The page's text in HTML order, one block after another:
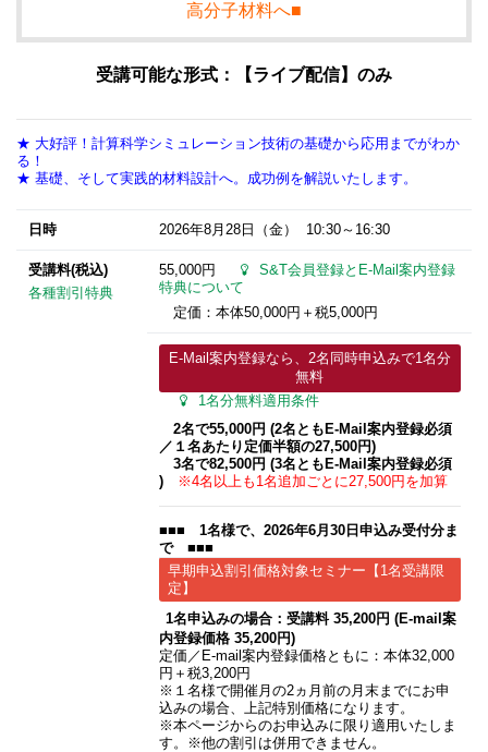
高分子材料へ■
受講可能な形式：【ライブ配信】のみ
★ 大好評！計算科学シミュレーション技術の基礎から応用までがわか
る！
★ 基礎、そして実践的材料設計へ。成功例を解説いたします。
日時 2026年8月28日 （金） 10:30～16:30
受講料(税込)
各種割引特典
55,000円
S&T会員登録とE-Mail案内登録
特典について
定価：本体50,000円＋税5,000円
E-Mail案内登録なら、2名同時申込みで1名分
無料
1名分無料適用条件
2名で55,000円 (2名ともE-Mail案内登録必須​
／１名あたり定価半額の27,500円)
3名で82,500円 (3名ともE-Mail案内登録必須​
)
※4名以上も1名追加ごとに27,500円を加算
■■■ 1名様で、2026年6月30日申込み受付分ま
で ■■■
早期申込割引価格対象セミナー【1名受講限
定】
1名申込みの場合：受講料 35,200円 (E-mail案
内登録価格 35,200円)
定価／E-mail案内登録価格ともに：本体32,000
円＋税3,200円
※１名様で開催月の2ヵ月前の月末までにお申
込みの場合、上記特別価格になります。
※本ページからのお申込みに限り適用いたしま
す。※他の割引は併用できません。